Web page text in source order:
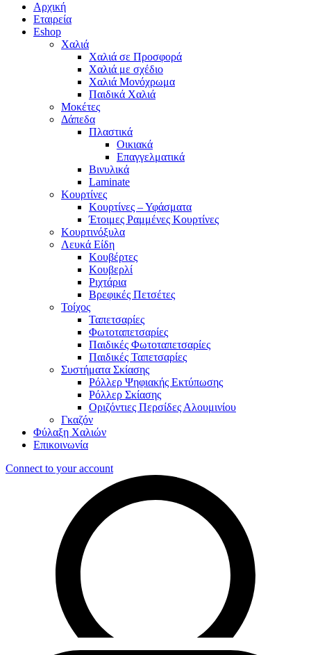
Αρχική
Εταιρεία
Eshop
Χαλιά
Χαλιά σε Προσφορά
Χαλιά με σχέδιο
Χαλιά Μονόχρωμα
Παιδικά Χαλιά
Μοκέτες
Δάπεδα
Πλαστικά
Οικιακά
Επαγγελματικά
Βινυλικά
Laminate
Κουρτίνες
Κουρτίνες – Υφάσματα
Έτοιμες Ραμμένες Κουρτίνες
Κουρτινόξυλα
Λευκά Είδη
Κουβέρτες
Κουβερλί
Ριχτάρια
Βρεφικές Πετσέτες
Τοίχος
Ταπετσαρίες
Φωτοταπετσαρίες
Παιδικές Φωτοταπετσαρίες
Παιδικές Ταπετσαρίες
Συστήματα Σκίασης
Ρόλλερ Ψηφιακής Εκτύπωσης
Ρόλλερ Σκίασης
Οριζόντιες Περσίδες Αλουμινίου
Γκαζόν
Φύλαξη Χαλιών
Επικοινωνία
Connect to your account